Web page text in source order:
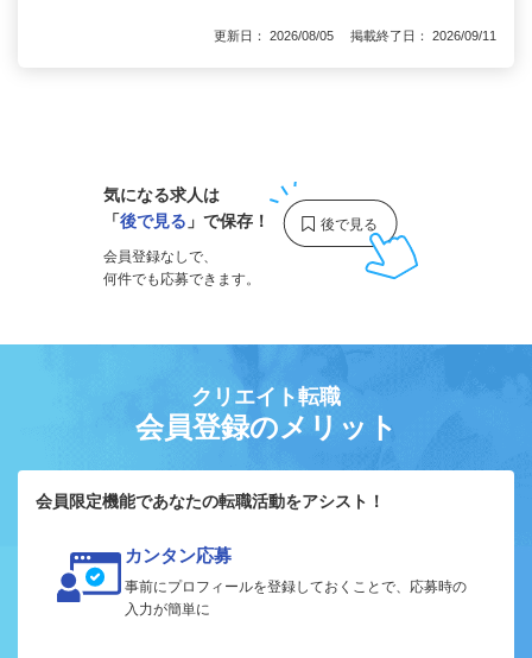
更新日： 2026/08/05 掲載終了日： 2026/09/11
気になる求人は
「後で見る 」で保存！
会員登録なしで、
何件でも応募できます。
クリエイト転職
会員登録のメリット
会員限定機能であなたの転職活動をアシスト！
カンタン応募
事前にプロフィールを登録しておくことで、応募時の
入力が簡単に